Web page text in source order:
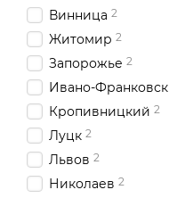
Винница 2
Житомир 2
Запорожье 2
Ивано-Франковск
Кропивницкий 2
Луцк 2
Львов 2
Николаев 2